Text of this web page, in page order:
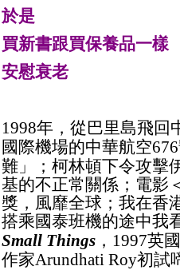
於是
買新書跟買保養品一樣
安慰衰老
1998年，從巴里島飛回
國際機場的中華航空676
難」；柯林頓下令攻擊
基的不正常關係；電影
獎，風靡全球；我在香
搭乘國泰班機的途中我
Small Things ， 1997英
作家Arundhati Roy初試